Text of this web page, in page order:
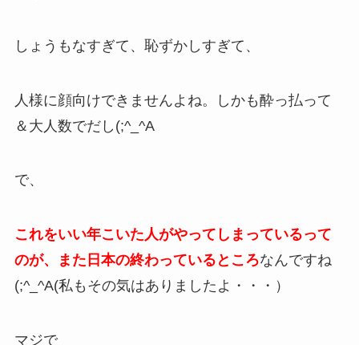
しょうもなすぎて、恥ずかしすぎて、
人様に顔向けできませんよね。しかも酔っ払って
＆大人数でだし(;^_^A
で、
これをいい年こいた人がやってしまっているって
のが、また日本の終わっているところなんですね
(;^_^A(私もその気はありましたよ・・・）
マジで